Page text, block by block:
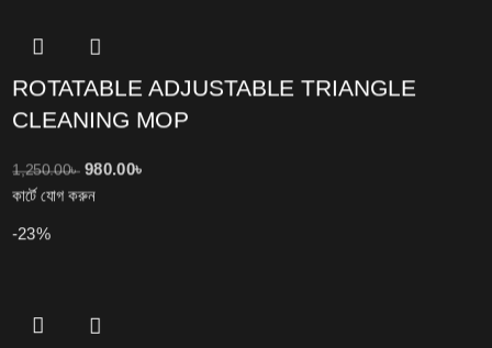
ROTATABLE ADJUSTABLE TRIANGLE
CLEANING MOP
1,250.00৳ 980.00৳
কার্টে যোগ করুন
-23%